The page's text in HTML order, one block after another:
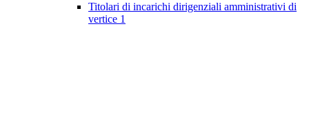
Titolari di incarichi dirigenziali amministrativi di
vertice 1